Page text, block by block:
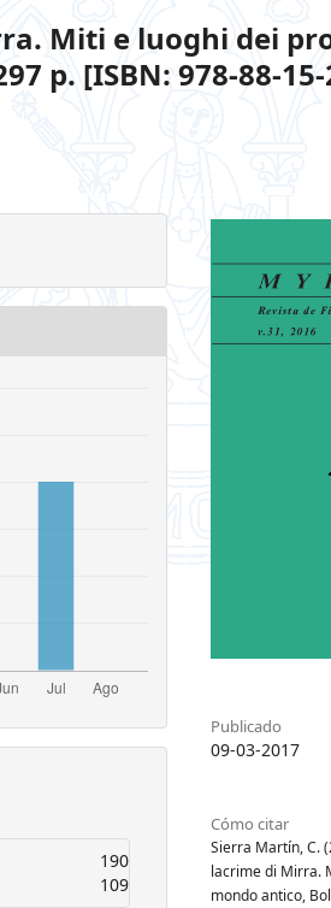
Miti e luoghi dei
p. [ISBN: 978-88-15-
190
109
Publicado
09-03-2017
Cómo citar
Sierra Martín, C.
lacrime di Mirra.
mondo antico,